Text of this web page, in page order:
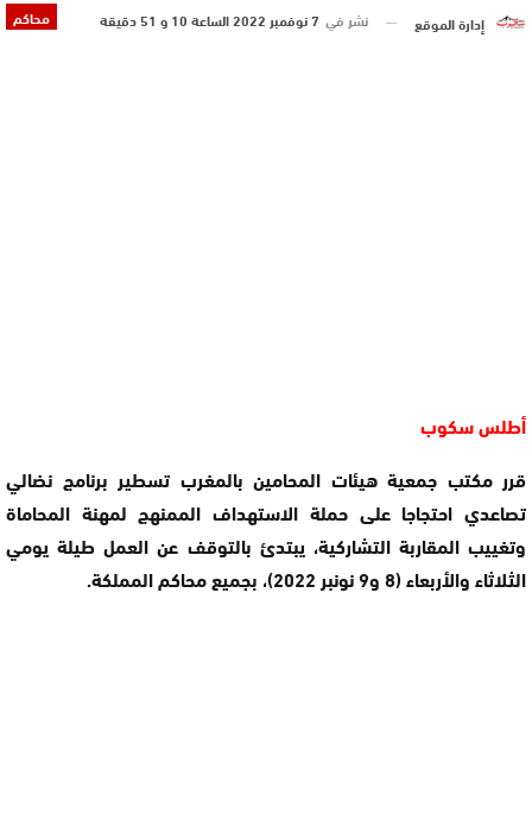
محاكم إدارة الموقع نشر في 7 نوفمبر 2022 الساعة 10 و 51 دقيقة
أطلس سكوب
قرر مكتب جمعية هيئات المحامين بالمغرب تسطير برنامج نضالي
تصاعدي احتجاجا على حملة الاستهداف الممنهج لمهنة المحاماة
وتغييب المقاربة التشاركية، يبتدئ بالتوقف عن العمل طيلة يومي
الثلاثاء والأربعاء (8 و9 نونبر 2022)، بجميع محاكم المملكة.